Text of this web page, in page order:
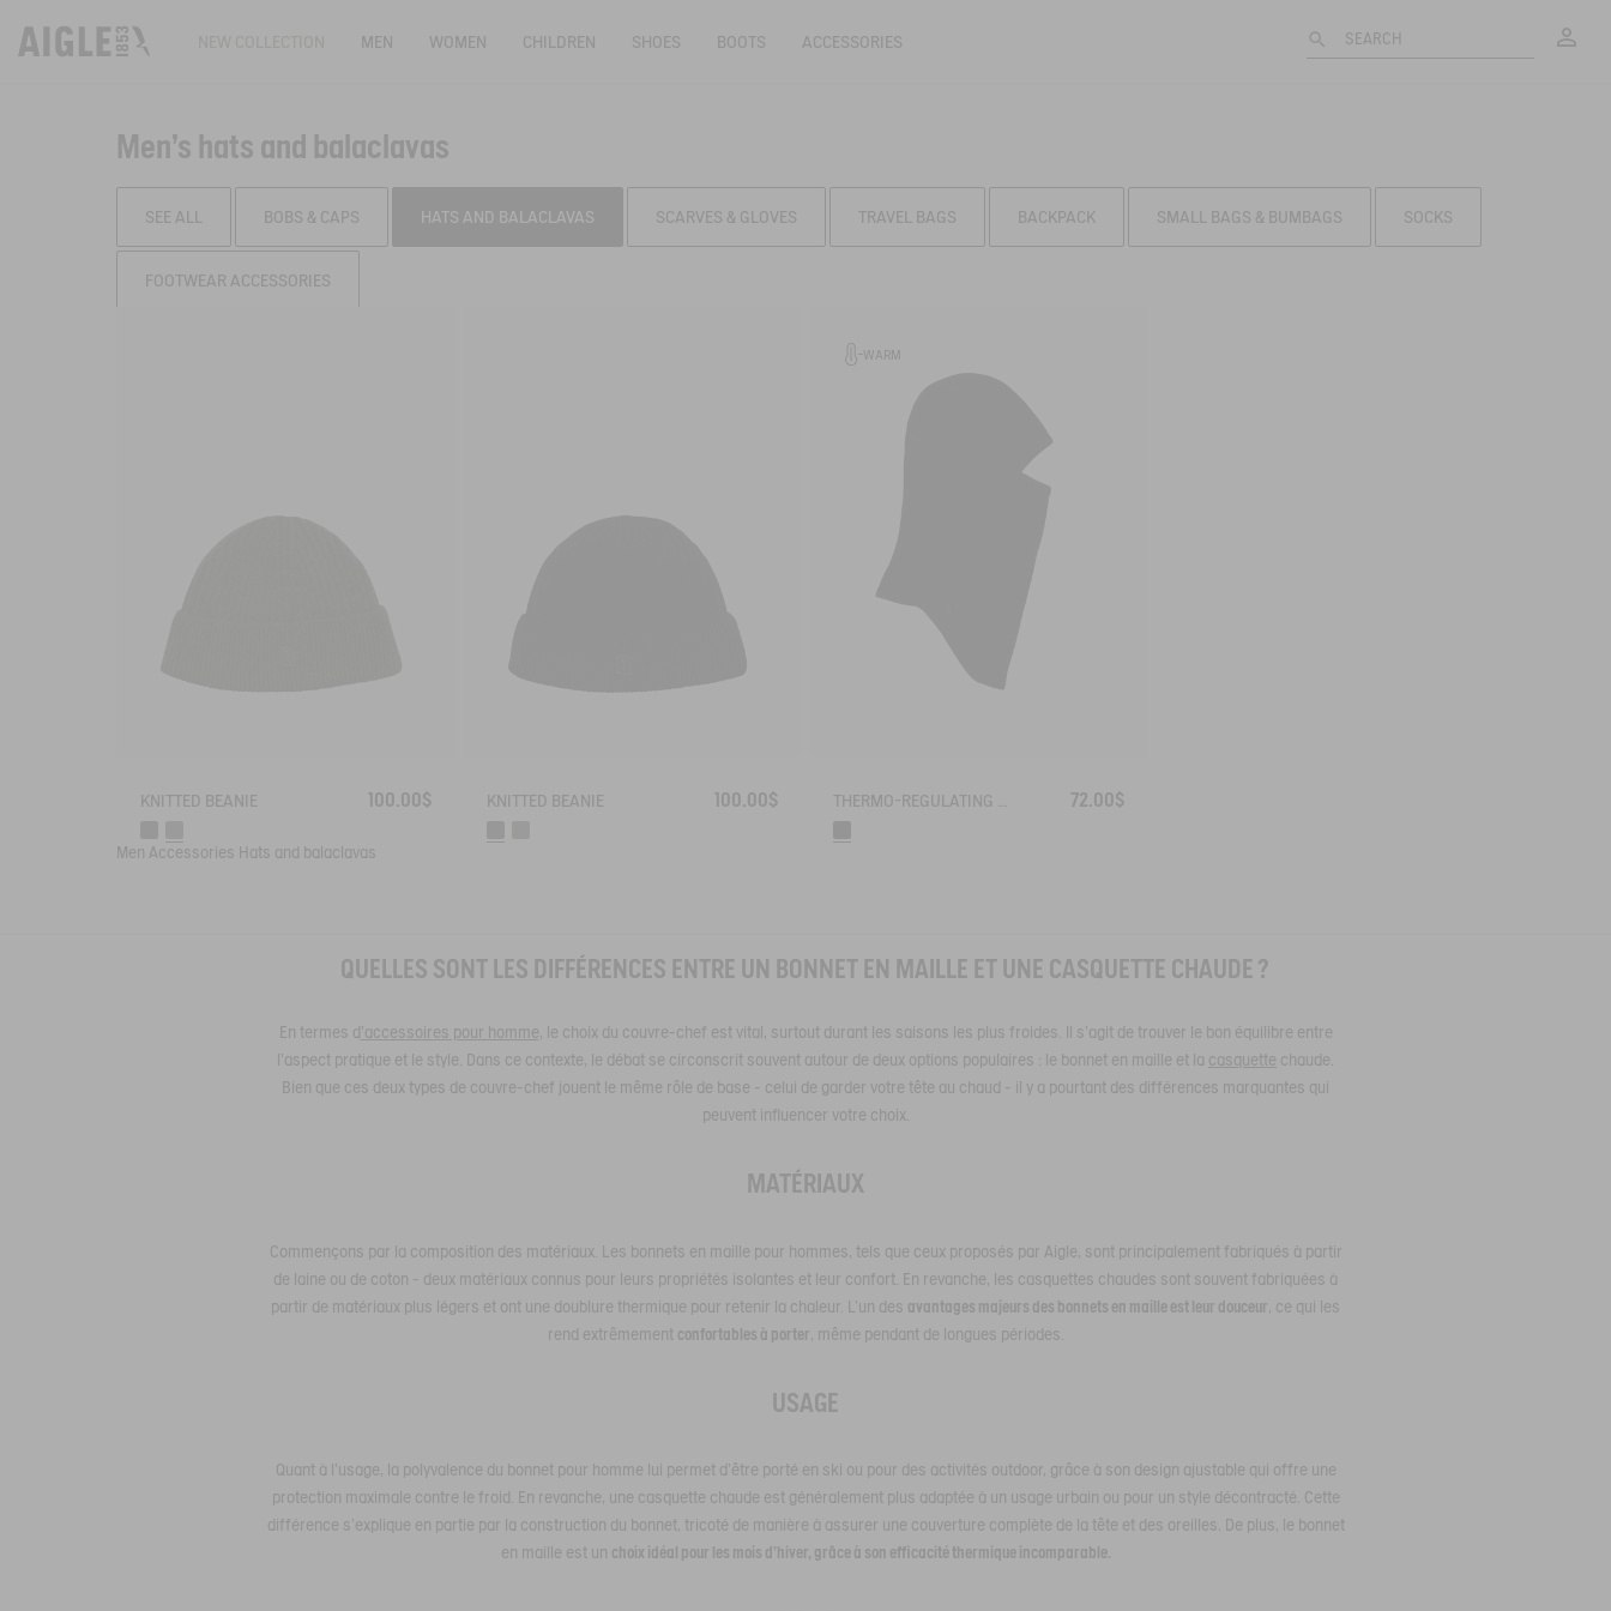
MEN WOMEN CHILDREN SHOES BOOTS ACCESSORIES SEARCH
Men's hats and balaclavas
SEE ALL BOBS & CAPS HATS AND BALACLAVAS SCARVES & GLOVES TRAVEL BAGS BACKPACK SMALL BAGS & BUMBAGS SOCKS
FOOTWEAR ACCESSORIES
KNITTED BEANIE 100.00$ KNITTED BEANIE 100.00$
WARM
72.00$
Men Accessories Hats and balaclavas
QUELLES SONT LES DIFFÉRENCES ENTRE UN BONNET EN MAILLE ET UNE CASQUETTE CHAUDE ?
En termes d ’accessoires pour homme, le choix du couvre-chef est vital, surtout durant les saisons les plus froides. Il s'agit de trouver le bon équilibre entre
l'aspect pratique et le style. Dans ce contexte, le débat se circonscrit souvent autour de deux options populaires : le bonnet en maille et la casquette chaude.
Bien que ces deux types de couvre-chef jouent le même rôle de base - celui de garder votre tête au chaud - il y a pourtant des différences marquantes qui
peuvent influencer votre choix.
MATÉRIAUX
Commençons par la composition des matériaux. Les bonnets en maille pour hommes, tels que ceux proposés par Aigle, sont principalement fabriqués à partir
de laine ou de coton - deux matériaux connus pour leurs propriétés isolantes et leur confort. En revanche, les casquettes chaudes sont souvent fabriquées à
partir de matériaux plus légers et ont une doublure thermique pour retenir la chaleur. L'un des avantages majeurs des bonnets en maille est leur douceur , ce qui les
rend extrêmement confortables à porter , même pendant de longues périodes.
USAGE
Quant à l'usage, la polyvalence du bonnet pour homme lui permet d'être porté en ski ou pour des activités outdoor, grâce à son design ajustable qui offre une
protection maximale contre le froid. En revanche, une casquette chaude est généralement plus adaptée à un usage urbain ou pour un style décontracté. Cette
différence s'explique en partie par la construction du bonnet, tricoté de manière à assurer une couverture complète de la tête et des oreilles. De plus, le bonnet
en maille est un choix idéal pour les mois d'hiver, grâce à son efficacité thermique incomparable.